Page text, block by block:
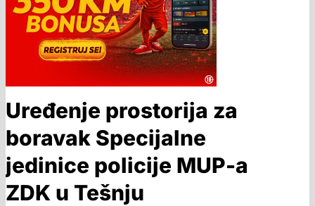
Uređenje prostorija za
boravak Specijalne
jedinice policije MUP-a
ZDK u Tešnju